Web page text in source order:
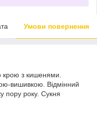
Умови повернення
крою з кишенями.
вишивкою. Відмінний
пору року. Сукня